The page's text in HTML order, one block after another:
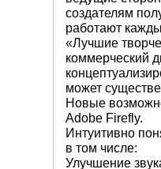
создателям
работают
«Лучшие
коммерческий
может
Новые
Adobe Firefly.
Интуитивно
в том числе:
Улучшение